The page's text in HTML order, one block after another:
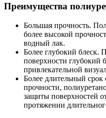
Преимущества
Большая прочность.
более высокой
водный лак.
Более глубокий блеск.
поверхности глубокий
привлекательной
Более длительный срок
прочности,
защиты поверхностей
протяжении